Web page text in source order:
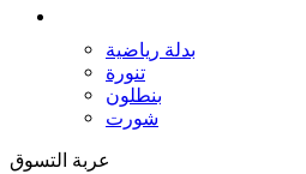
بدلة رياضية
تنورة
بنطلون
شورت
عربة التسوق